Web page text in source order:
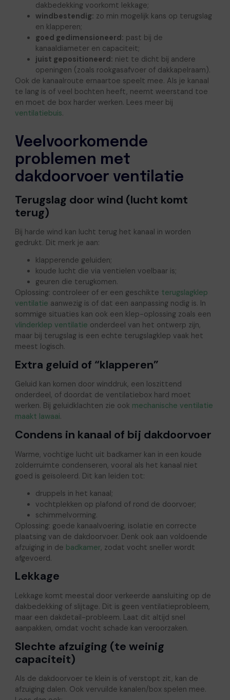
dakbedekking voorkomt lekkage;
windbestendig: zo min mogelijk kans op terugslag
en klapperen;
goed gedimensioneerd: past bij de
kanaaldiameter en capaciteit;
juist gepositioneerd: niet te dicht bij andere
openingen (zoals rookgasafvoer of dakkapelraam).
Ook de kanaalroute ernaartoe speelt mee. Als je kanaal
te lang is of veel bochten heeft, neemt weerstand toe
en moet de box harder werken. Lees meer bij
ventilatiebuis.
Veelvoorkomende
problemen met
dakdoorvoer ventilatie
Terugslag door wind (lucht komt
terug)
Bij harde wind kan lucht terug het kanaal in worden
gedrukt. Dit merk je aan:
klapperende geluiden;
koude lucht die via ventielen voelbaar is;
geuren die terugkomen.
Oplossing: controleer of er een geschikte terugslagklep
ventilatie aanwezig is of dat een aanpassing nodig is. In
sommige situaties kan ook een klep-oplossing zoals een
vlinderklep ventilatie onderdeel van het ontwerp zijn,
maar bij terugslag is een echte terugslagklep vaak het
meest logisch.
Extra geluid of “klapperen”
Geluid kan komen door winddruk, een loszittend
onderdeel, of doordat de ventilatiebox hard moet
werken. Bij geluidklachten zie ook mechanische ventilatie
maakt lawaai.
Condens in kanaal of bij dakdoorvoer
Warme, vochtige lucht uit badkamer kan in een koude
zolderruimte condenseren, vooral als het kanaal niet
goed is geïsoleerd. Dit kan leiden tot:
druppels in het kanaal;
vochtplekken op plafond of rond de doorvoer;
schimmelvorming.
Oplossing: goede kanaalvoering, isolatie en correcte
plaatsing van de dakdoorvoer. Denk ook aan voldoende
afzuiging in de badkamer, zodat vocht sneller wordt
afgevoerd.
Lekkage
Lekkage komt meestal door verkeerde aansluiting op de
dakbedekking of slijtage. Dit is geen ventilatieprobleem,
maar een dakdetail-probleem. Laat dit altijd snel
aanpakken, omdat vocht schade kan veroorzaken.
Slechte afzuiging (te weinig
capaciteit)
Als de dakdoorvoer te klein is of verstopt zit, kan de
afzuiging dalen. Ook vervuilde kanalen/box spelen mee.